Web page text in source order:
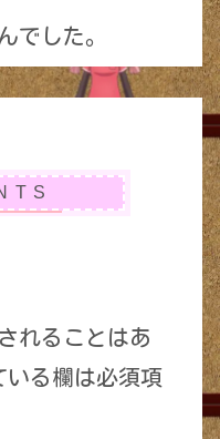
でした。
れることはあ
いる欄は必須項